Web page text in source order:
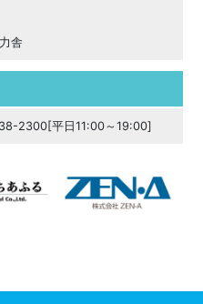
舎
2300[平日11:00～19:00]